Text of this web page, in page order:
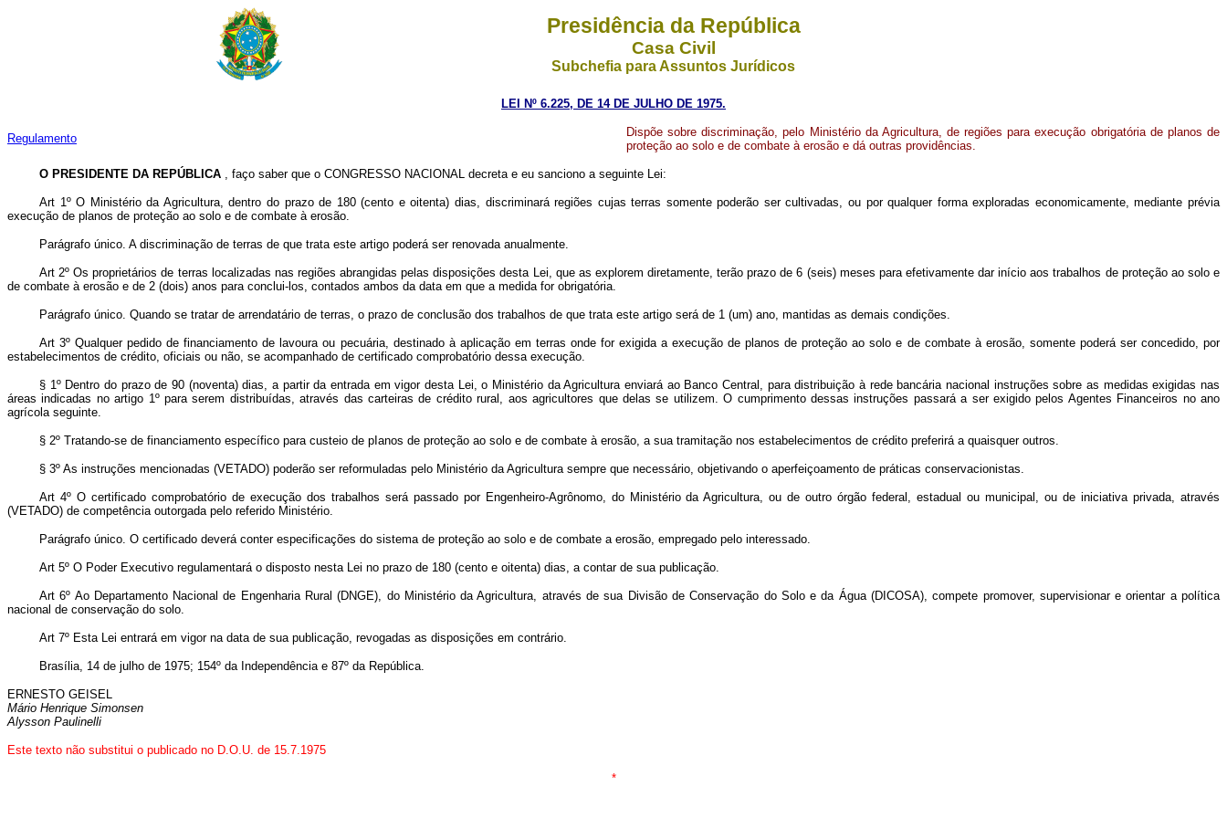
Presidência da República
Casa Civil
Subchefia para Assuntos Jurídicos
LEI Nº 6.225, DE 14 DE JULHO DE 1975.
Regulamento
Dispõe sobre discriminação, pelo Ministério da Agricultura, de regiões para execução obrigatória de planos de
proteção ao solo e de combate à erosão e dá outras providências.
O PRESIDENTE DA REPÚBLICA , faço saber que o CONGRESSO NACIONAL decreta e eu sanciono a seguinte Lei:
Art 1º O Ministério da Agricultura, dentro do prazo de 180 (cento e oitenta) dias, discriminará regiões cujas terras somente poderão ser cultivadas, ou por qualquer forma exploradas economicamente, mediante prévia
execução de planos de proteção ao solo e de combate à erosão.
Parágrafo único. A discriminação de terras de que trata este artigo poderá ser renovada anualmente.
Art 2º Os proprietários de terras localizadas nas regiões abrangidas pelas disposições desta Lei, que as explorem diretamente, terão prazo de 6 (seis) meses para efetivamente dar início aos trabalhos de proteção ao solo e
de combate à erosão e de 2 (dois) anos para conclui-los, contados ambos da data em que a medida for obrigatória.
Parágrafo único. Quando se tratar de arrendatário de terras, o prazo de conclusão dos trabalhos de que trata este artigo será de 1 (um) ano, mantidas as demais condições.
Art 3º Qualquer pedido de financiamento de lavoura ou pecuária, destinado à aplicação em terras onde for exigida a execução de planos de proteção ao solo e de combate à erosão, somente poderá ser concedido, por
estabelecimentos de crédito, oficiais ou não, se acompanhado de certificado comprobatório dessa execução.
§ 1º Dentro do prazo de 90 (noventa) dias, a partir da entrada em vigor desta Lei, o Ministério da Agricultura enviará ao Banco Central, para distribuição à rede bancária nacional instruções sobre as medidas exigidas nas
áreas indicadas no artigo 1º para serem distribuídas, através das carteiras de crédito rural, aos agricultores que delas se utilizem. O cumprimento dessas instruções passará a ser exigido pelos Agentes Financeiros no ano
agrícola seguinte.
§ 2º Tratando-se de financiamento específico para custeio de pIanos de proteção ao solo e de combate à erosão, a sua tramitação nos estabelecimentos de crédito preferirá a quaisquer outros.
§ 3º As instruções mencionadas (VETADO) poderão ser reformuladas pelo Ministério da Agricultura sempre que necessário, objetivando o aperfeiçoamento de práticas conservacionistas.
Art 4º O certificado comprobatório de execução dos trabalhos será passado por Engenheiro-Agrônomo, do Ministério da Agricultura, ou de outro órgão federal, estadual ou municipal, ou de iniciativa privada, através
(VETADO) de competência outorgada pelo referido Ministério.
Parágrafo único. O certificado deverá conter especificações do sistema de proteção ao solo e de combate a erosão, empregado pelo interessado.
Art 5º O Poder Executivo regulamentará o disposto nesta Lei no prazo de 180 (cento e oitenta) dias, a contar de sua publicação.
Art 6º Ao Departamento Nacional de Engenharia Rural (DNGE), do Ministério da Agricultura, através de sua Divisão de Conservação do Solo e da Água (DICOSA), compete promover, supervisionar e orientar a política
nacional de conservação do solo.
Art 7º Esta Lei entrará em vigor na data de sua publicação, revogadas as disposições em contrário.
Brasília, 14 de julho de 1975; 154º da Independência e 87º da República.
ERNESTO GEISEL
Mário Henrique Simonsen
Alysson Paulinelli
Este texto não substitui o publicado no D.O.U. de 15.7.1975
*